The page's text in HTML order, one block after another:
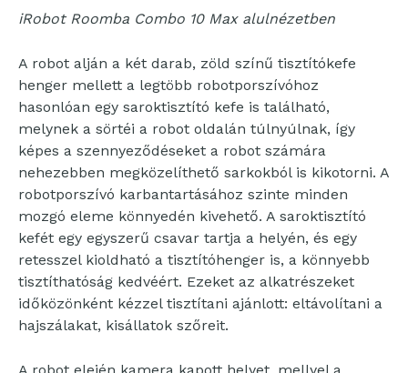
iRobot Roomba Combo 10 Max alulnézetben
A robot alján a két darab, zöld színű tisztítókefe
henger mellett a legtöbb robotporszívóhoz
hasonlóan egy saroktisztító kefe is található,
melynek a sörtéi a robot oldalán túlnyúlnak, így
képes a szennyeződéseket a robot számára
nehezebben megközelíthető sarkokból is kikotorni. A
robotporszívó karbantartásához szinte minden
mozgó eleme könnyedén kivehető. A saroktisztító
kefét egy egyszerű csavar tartja a helyén, és egy
retesszel kioldható a tisztítóhenger is, a könnyebb
tisztíthatóság kedvéért. Ezeket az alkatrészeket
időközönként kézzel tisztítani ajánlott: eltávolítani a
hajszálakat, kisállatok szőreit.